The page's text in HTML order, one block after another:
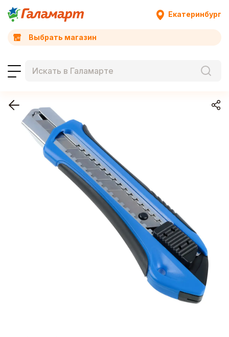
Екатеринбург
Выбрать магазин